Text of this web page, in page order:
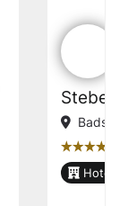
Steben
țțțț
Hotel